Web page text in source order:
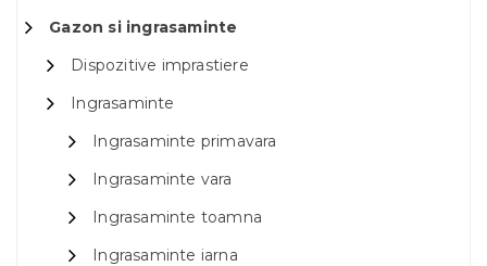
Gazon si ingrasaminte
Dispozitive imprastiere
Ingrasaminte
Ingrasaminte primavara
Ingrasaminte vara
Ingrasaminte toamna
Ingrasaminte iarna